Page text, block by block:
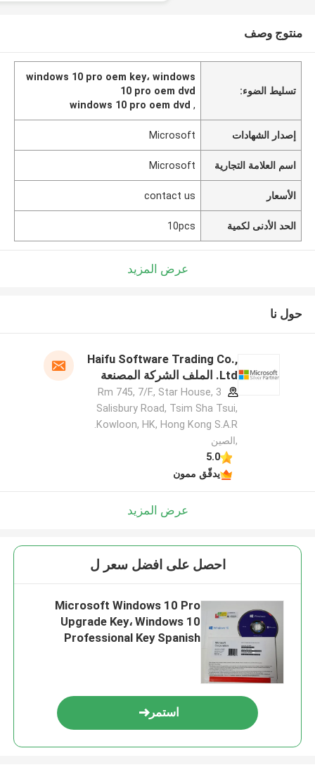
منتوج وصف
تسليط الضوء:
windows 10 pro oem key، windows
10 pro oem dvd
,
windows 10 pro oem dvd
إصدار الشهادات Microsoft
اسم العلامة التجارية Microsoft
الأسعار contact us
الحد الأدنى لكمية 10pcs
عرض المزيد
حول نا
Haifu Software Trading Co.,
Ltd. الملف الشركة المصنعة
Rm 745, 7/F., Star House, 3
Salisbury Road, Tsim Sha Tsui,
,الصين
5.0
يدقّق ممون
عرض المزيد
احصل على افضل سعر ل
Microsoft Windows 10 Pro
Upgrade Key، Windows 10
Professional Key Spanish
استمر